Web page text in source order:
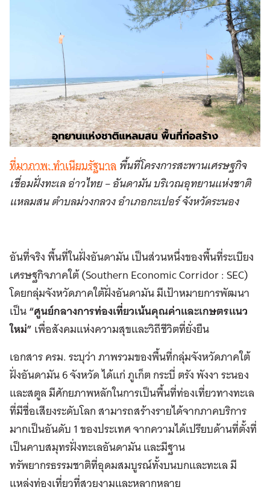
ที่มาภาพ: ทำเนียบรัฐบาลพื้นที่โครงการสะพานเศรษฐกิจ
เชื่อมฝั่งทะเล อ่าวไทย – อันดามัน บริเวณอุทยานแห่งชาติ
แหลมสน ตำบลม่วงกลวง อำเภอกะเปอร์ จังหวัดระนอง
อันที่จริง พื้นที่ในฝั่งอันดามัน เป็นส่วนหนึ่งของพื้นที่ระเบียง
เศรษฐกิจภาคใต้ (Southern Economic Corridor : SEC)
โดยกลุ่มจังหวัดภาคใต้ฝั่งอันดามัน มีเป้าหมายการพัฒนา
เป็น“ศูนย์กลางการท่องเที่ยวเน้นคุณค่าและเกษตรแนว
ใหม่”เพื่อสังคมแห่งความสุขและวิถีชีวิตที่ยั่งยืน
เอกสาร ครม. ระบุว่า ภาพรวมของพื้นที่กลุ่มจังหวัดภาคใต้
ฝั่งอันดามัน 6 จังหวัด ได้แก่ ภูเก็ต กระบี่ ตรัง พังงา ระนอง
และสตูล มีศักยภาพหลักในการเป็นพื้นที่ท่องเที่ยวทางทะเล
ที่มีชื่อเสียงระดับโลก สามารถสร้างรายได้จากภาคบริการ
มากเป็นอันดับ 1 ของประเทศ จากความได้เปรียบด้านที่ตั้งที่
เป็นคาบสมุทรฝั่งทะเลอันดามัน และมีฐาน
ทรัพยากรธรรมชาติที่อุดมสมบูรณ์ทั้งบนบกและทะเล มี
แหล่งท่องเที่ยวที่สวยงามและหลากหลาย